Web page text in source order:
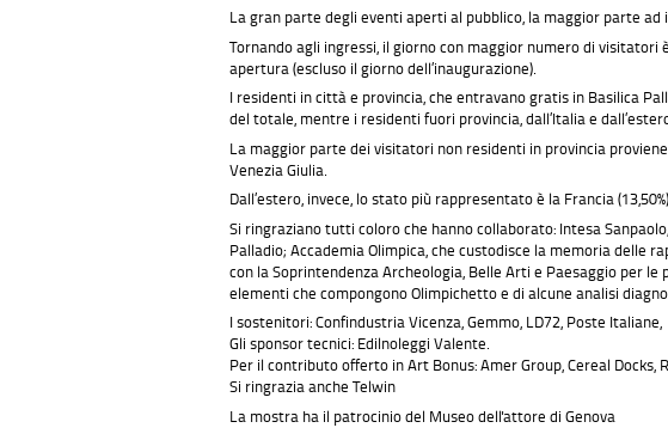
La gran parte degli eventi aperti al pubblico, la maggior parte
Tornando agli ingressi, il giorno con maggior numero di
apertura (escluso il giorno dell’inaugurazione).
I residenti in città e provincia, che entravano gratis in Basilica
del totale, mentre i residenti fuori provincia, dall’Italia e
La maggior parte dei visitatori non residenti in provincia proviene
Venezia Giulia.
Dall’estero, invece, lo stato più rappresentato è la Francia
Si ringraziano tutti coloro che hanno collaborato: Intesa
Palladio; Accademia Olimpica, che custodisce la memoria delle
con la Soprintendenza Archeologia, Belle Arti e Paesaggio per le
elementi che compongono Olimpichetto e di alcune analisi
I sostenitori: Confindustria Vicenza, Gemmo, LD72, Poste Italiane,
Gli sponsor tecnici: Edilnoleggi Valente.
Per il contributo offerto in Art Bonus: Amer Group, Cereal Docks,
Si ringrazia anche Telwin
La mostra ha il patrocinio del Museo dell'attore di Genova